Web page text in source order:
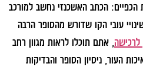
הכפיים: הכתב האשכנזי נחשב למורכב
עובי הקו שדורש מהסופר הרבה
לרכישה , אתם תוכלו לראות מגוון רחב
העור, ניסיון הסופר והבדיקות